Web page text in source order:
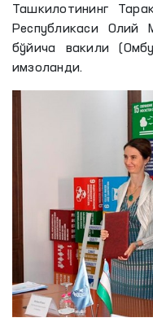
Ташкилотининг
Республикаси Олий
бўйича вакили
имзоланди.